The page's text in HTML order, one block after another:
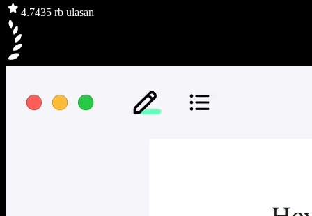
4.7435 rb ulasan